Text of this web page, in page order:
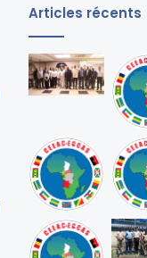
Articles récents